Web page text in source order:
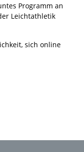
Programm an
Leichtathletik
sich online